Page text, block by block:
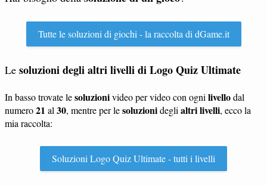
Tutte le soluzioni di giochi - la raccolta di dGame.it
Le soluzioni degli altri livelli di Logo Quiz Ultimate
In basso trovate lesoluzionivideo per video con ogni livellodal
numero21 al 30, mentre per lesoluzionidegli altri livelli, ecco la
mia raccolta:
Soluzioni Logo Quiz Ultimate - tutti i livelli